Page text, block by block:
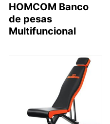
HOMCOM Banco
de pesas
Multifuncional